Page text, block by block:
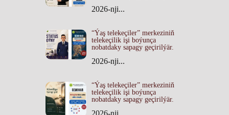
2026-nji...
“Ýaş telekeçiler” merkeziniň
telekeçilik işi boýunça
nobatdaky sapagy geçirilýär.
2026-nji...
“Ýaş telekeçiler” merkeziniň
telekeçilik işi boýunça
nobatdaky sapagy geçirilýär.